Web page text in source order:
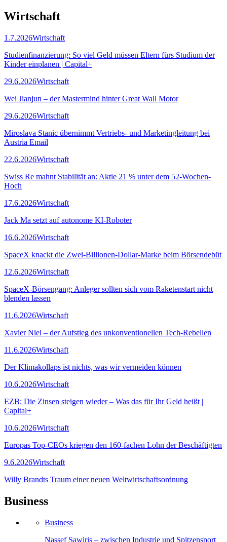
Wirtschaft
1.7.2026Wirtschaft
Studienfinanzierung: So viel Geld müssen Eltern fürs Studium der
Kinder einplanen | Capital+
29.6.2026Wirtschaft
Wei Jianjun – der Mastermind hinter Great Wall Motor
29.6.2026Wirtschaft
Miroslava Stanic übernimmt Vertriebs- und Marketingleitung bei
Austria Email
22.6.2026Wirtschaft
Swiss Re mahnt Stabilität an: Aktie 21 % unter dem 52-Wochen-
Hoch
17.6.2026Wirtschaft
Jack Ma setzt auf autonome KI-Roboter
16.6.2026Wirtschaft
SpaceX knackt die Zwei-Billionen-Dollar-Marke beim Börsendebüt
12.6.2026Wirtschaft
SpaceX-Börsengang: Anleger sollten sich vom Raketenstart nicht
blenden lassen
11.6.2026Wirtschaft
Xavier Niel – der Aufstieg des unkonventionellen Tech-Rebellen
11.6.2026Wirtschaft
Der Klimakollaps ist nichts, was wir vermeiden können
10.6.2026Wirtschaft
EZB: Die Zinsen steigen wieder – Was das für Ihr Geld heißt |
Capital+
10.6.2026Wirtschaft
Europas Top-CEOs kriegen den 160-fachen Lohn der Beschäftigten
9.6.2026Wirtschaft
Willy Brandts Traum einer neuen Weltwirtschaftsordnung
Business
Business
Nassef Sawiris – zwischen Industrie und Spitzensport